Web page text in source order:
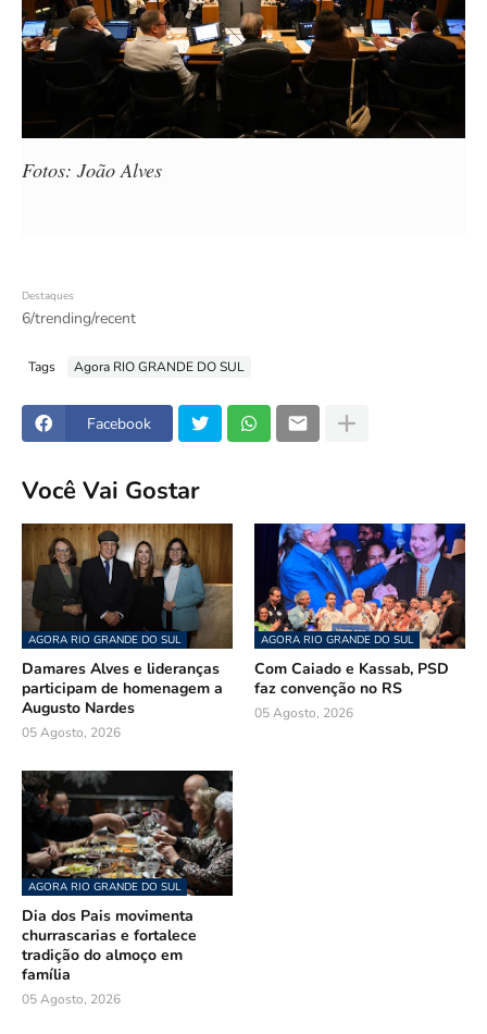
Fotos: João Alves
Destaques
6/trending/recent
Tags Agora RIO GRANDE DO SUL
Facebook
Você Vai Gostar
AGORA RIO GRANDE DO SUL
Damares Alves e lideranças
participam de homenagem a
Augusto Nardes
05 Agosto, 2026
AGORA RIO GRANDE DO SUL
Com Caiado e Kassab, PSD
faz convenção no RS
05 Agosto, 2026
AGORA RIO GRANDE DO SUL
Dia dos Pais movimenta
churrascarias e fortalece
tradição do almoço em
família
05 Agosto, 2026